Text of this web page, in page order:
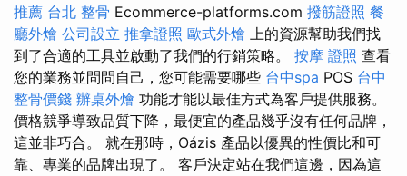
推薦 台北 整骨 Ecommerce-platforms.com 撥筋證照 餐
廳外燴 公司設立 推拿證照 歐式外燴 上的資源幫助我們找
到了合適的工具並啟動了我們的行銷策略。 按摩 證照 查看
您的業務並問問自己，您可能需要哪些 台中spa POS 台中
整骨價錢 辦桌外燴 功能才能以最佳方式為客戶提供服務。
價格競爭導致品質下降，最便宜的產品幾乎沒有任何品牌，
這並非巧合。 就在那時，Oázis 產品以優異的性價比和可
靠、專業的品牌出現了。 客戶決定站在我們這邊，因為這